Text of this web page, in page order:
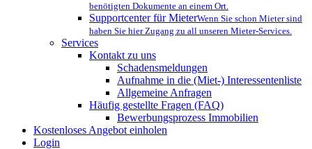
benötigten Dokumente an einem Ort.
Supportcenter für MieterWenn Sie schon Mieter sind
haben Sie hier Zugang zu all unseren Mieter-Services.
Services
Kontakt zu uns
Schadensmeldungen
Aufnahme in die (Miet-) Interessentenliste
Allgemeine Anfragen
Häufig gestellte Fragen (FAQ)
Bewerbungsprozess Immobilien
Kostenloses Angebot einholen
Login